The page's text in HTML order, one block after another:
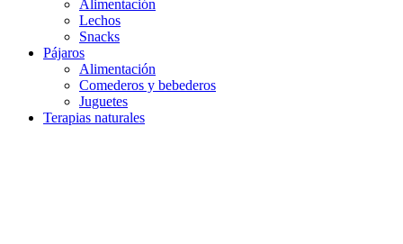
Alimentación
Lechos
Snacks
Pájaros
Alimentación
Comederos y bebederos
Juguetes
Terapias naturales